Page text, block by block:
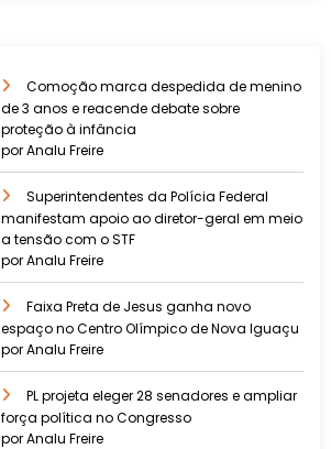
Comoção marca despedida de menino
de 3 anos e reacende debate sobre
proteção à infância
por Analu Freire
Superintendentes da Polícia Federal
manifestam apoio ao diretor-geral em meio
a tensão com o STF
por Analu Freire
Faixa Preta de Jesus ganha novo
espaço no Centro Olímpico de Nova Iguaçu
por Analu Freire
PL projeta eleger 28 senadores e ampliar
força política no Congresso
por Analu Freire